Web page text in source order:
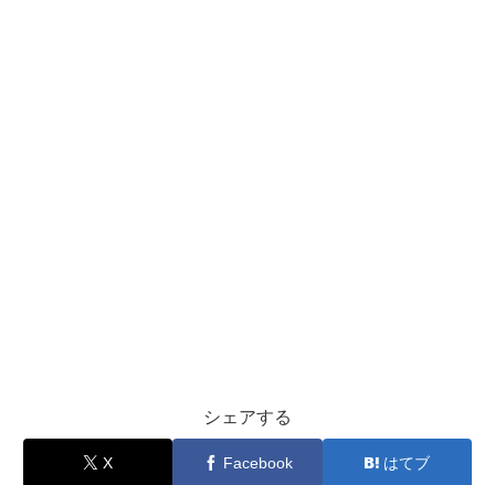
シェアする
X Facebook はてブ